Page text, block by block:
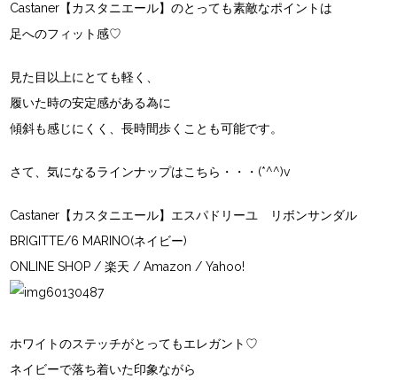
Castaner【カスタニエール】のとっても素敵なポイントは
足へのフィット感♡
見た目以上にとても軽く、
履いた時の安定感がある為に
傾斜も感じにくく、長時間歩くことも可能です。
さて、気になるラインナップはこちら・・・(*^^)v
Castaner【カスタニエール】エスパドリーユ リボンサンダル
BRIGITTE/6 MARINO(ネイビー)
ONLINE SHOP /楽天 /Amazon /Yahoo!
ホワイトのステッチがとってもエレガント♡
ネイビーで落ち着いた印象ながら